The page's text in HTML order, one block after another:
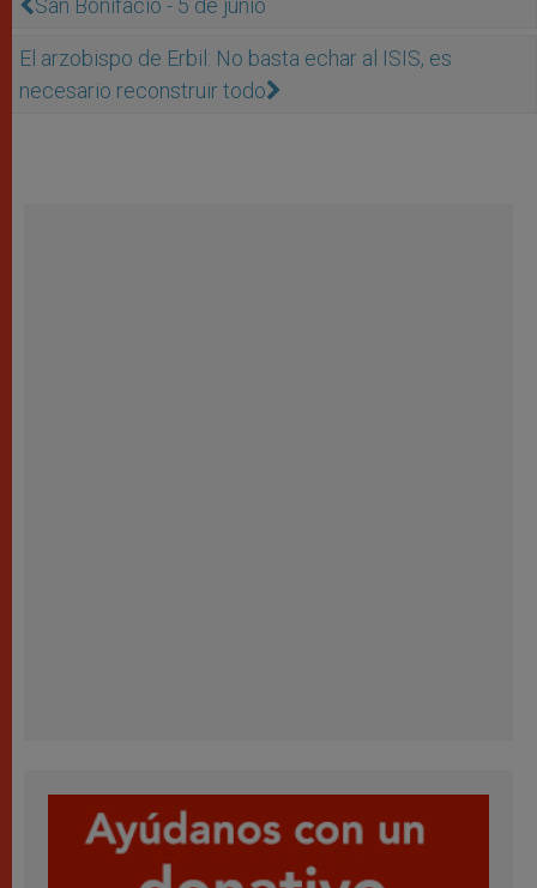
El arzobispo de Erbil: No basta echar al ISIS, es
necesario reconstruir todo